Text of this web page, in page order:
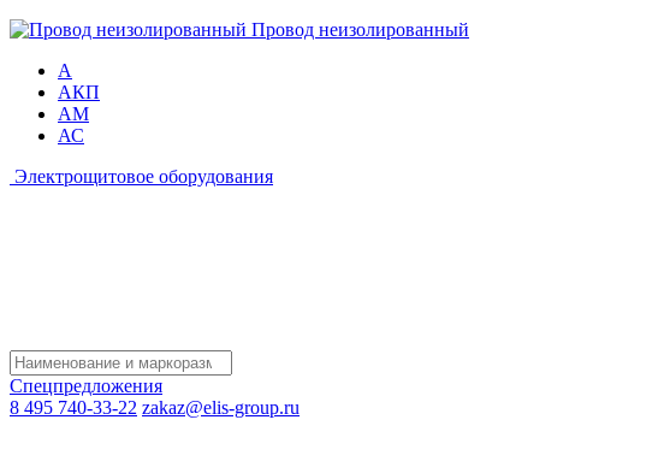
Провод неизолированный
А
АКП
АМ
АС
Электрощитовое оборудования
Спецпредложения
8 495 740-33-22 zakaz@elis-group.ru